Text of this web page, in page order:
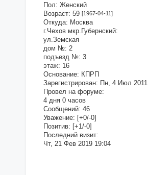
Пол: Женский
Возраст: 59 [1967-04-11]
Откуда: Москва
г.Чехов мкр.Губернский:
ул.Земская
дом №: 2
подъезд №: 3
этаж: 16
Основание: КПРП
Зарегистрирован: Пн, 4 Июл 2011
Провел на форуме:
4 дня 0 часов
Сообщений: 46
Уважение: [+0/-0]
Позитив: [+1/-0]
Последний визит:
Чт, 21 Фев 2019 19:04